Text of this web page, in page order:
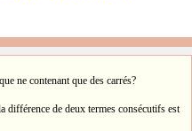
ne contenant que des carrés?
différence de deux termes consécutifs est